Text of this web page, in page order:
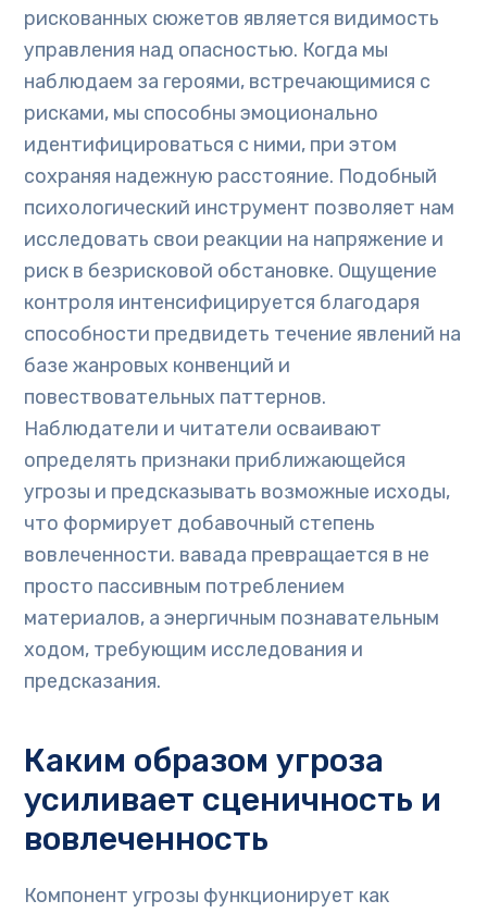
рискованных сюжетов является видимость
управления над опасностью. Когда мы
наблюдаем за героями, встречающимися с
рисками, мы способны эмоционально
идентифицироваться с ними, при этом
сохраняя надежную расстояние. Подобный
психологический инструмент позволяет нам
исследовать свои реакции на напряжение и
риск в безрисковой обстановке. Ощущение
контроля интенсифицируется благодаря
способности предвидеть течение явлений на
базе жанровых конвенций и
повествовательных паттернов.
Наблюдатели и читатели осваивают
определять признаки приближающейся
угрозы и предсказывать возможные исходы,
что формирует добавочный степень
вовлеченности. вавада превращается в не
просто пассивным потреблением
материалов, а энергичным познавательным
ходом, требующим исследования и
предсказания.
Каким образом угроза
усиливает сценичность и
вовлеченность
Компонент угрозы функционирует как